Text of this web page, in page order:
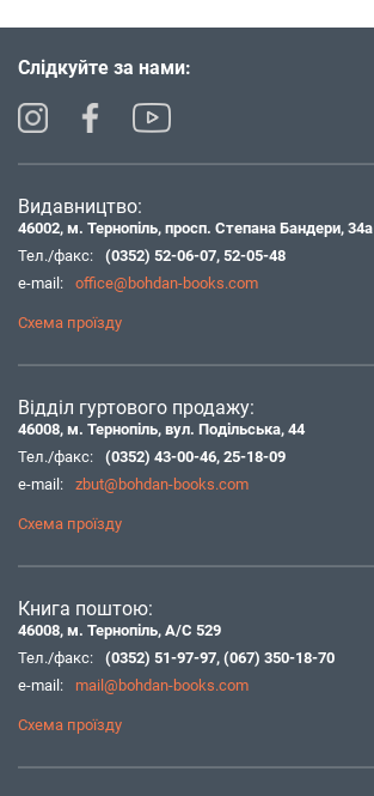
Слідкуйте за нами:
Видавництво:
46002, м. Тернопіль, просп. Степана Бандери, 34а
Тел./факс:
(0352) 52-06-07, 52-05-48
e-mail:
office@bohdan-books.com
Схема проїзду
Відділ гуртового продажу:
46008, м. Тернопіль, вул. Подільська, 44
Тел./факс:
(0352) 43-00-46, 25-18-09
e-mail:
zbut@bohdan-books.com
Схема проїзду
Книга поштою:
46008, м. Тернопіль, А/С 529
Тел./факс:
(0352) 51-97-97, (067) 350-18-70
e-mail:
mail@bohdan-books.com
Схема проїзду